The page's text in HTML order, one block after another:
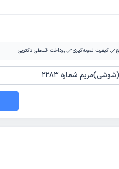
کیفیت نمونه‌گیری پرداخت قسطی دکترپی
شماره 2283